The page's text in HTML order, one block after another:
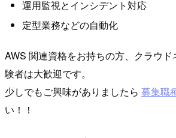
運用監視とインシデント対応
定型業務などの自動化
AWS 関連資格をお持ちの方、クラウ
験者は大歓迎です。
少しでもご興味がありましたら 募集職
い！！